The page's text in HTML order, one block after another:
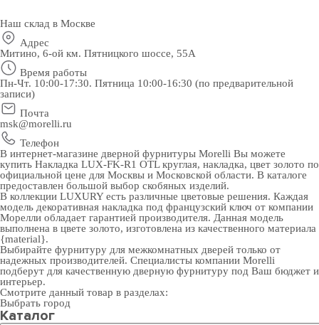
Наш склад в Москве
Адрес
Митино, 6-ой км. Пятницкого шоссе, 55А
Время работы
Пн-Чт. 10:00-17:30. Пятница 10:00-16:30 (по предварительной
записи)
Почта
msk@morelli.ru
Телефон
В интернет-магазине дверной фурнитуры Morelli Вы можете
купить Накладка LUX-FK-R1 OTL круглая, накладка, цвет золото по
официальной цене для Москвы и Московской области. В каталоге
предоставлен большой выбор скобяных изделий.
В коллекции LUXURY есть различные цветовые решения. Каждая
модель декоративная накладка под французский ключ от компании
Морелли обладает гарантией производителя. Данная модель
выполнена в цвете золото, изготовлена из качественного материала
{material}.
Выбирайте фурнитуру для межкомнатных дверей только от
надежных производителей. Специалисты компании Morelli
подберут для качественную дверную фурнитуру под Ваш бюджет и
интерьер.
Смотрите данный товар в разделах:
Выбрать город
Каталог